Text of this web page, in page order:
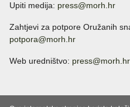
Upiti medija: press@morh.hr
Zahtjevi za potpore Oružanih
potpora@morh.hr
Web uredništvo: press@morh.hr